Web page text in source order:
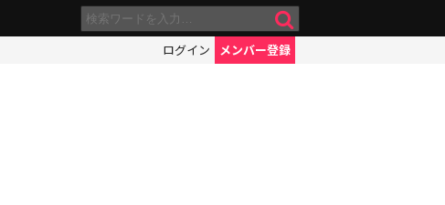
ログイン メンバー登録